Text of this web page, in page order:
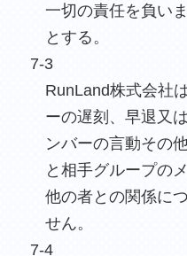
一切の責任を負い
とする。
7-3
RunLand株式会社
ーの遅刻、早退又
ンバーの言動その
と相手グループの
他の者との関係に
せん。
7-4